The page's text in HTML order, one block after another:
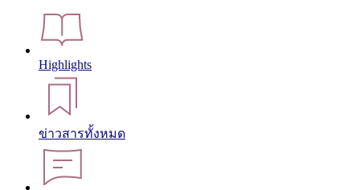
Highlights
ข่าวสารทั้งหมด